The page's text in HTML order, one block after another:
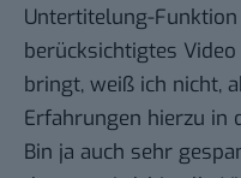
Untertitelung-
berücksichtigtes
bringt, weiß ich nicht,
Erfahrungen hierzu in
Bin ja auch sehr